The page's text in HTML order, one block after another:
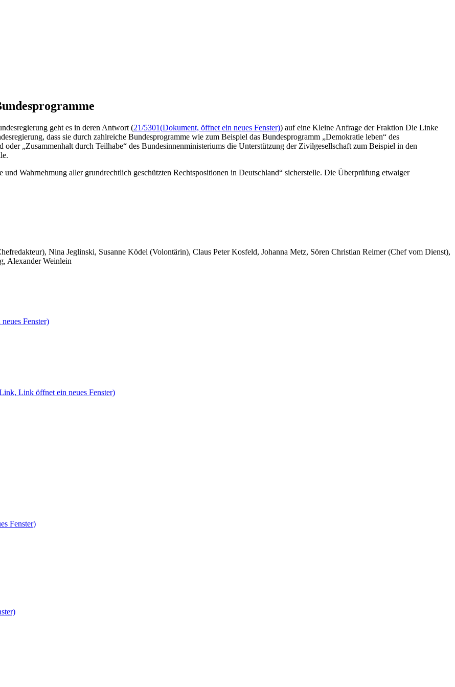
geht es in deren Antwort (21/5301(Dokument, öffnet ein neues Fenster)) auf eine Kleine Anfrage der Fraktion Die Linke
dass sie durch zahlreiche Bundesprogramme wie zum Beispiel das Bundesprogramm „Demokratie leben“ des
„Zusammenhalt durch Teilhabe“ des Bundesinnenministeriums die Unterstützung der Zivilgesellschaft zum Beispiel in den
und Wahrnehmung aller grundrechtlich geschützten Rechtspositionen in Deutschland“ sicherstelle. Die Überprüfung etwaiger
Nina Jeglinski, Susanne Ködel (Volontärin), Claus Peter Kosfeld, Johanna Metz, Sören Christian Reimer (Chef vom Dienst),
Alexander Weinlein
Fenster)
Link öffnet ein neues Fenster)
Fenster)